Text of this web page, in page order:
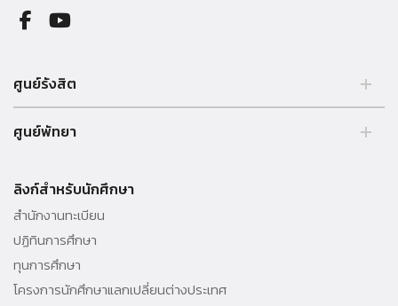
ศูนย์รังสิต
99 หมู่ 18 ถ.พหลโยธิน คลองหลวง รังสิต ปทุมธานี 12121 ประเทศไทย.
Tel. 02 564 3001 -9
ศูนย์พัทยา
010 - 69 ต่อ 3000
ลิงก์สำหรับนักศึกษา
สำนักงานทะเบียน
ปฏิทินการศึกษา
ทุนการศึกษา
โครงการนักศึกษาแลกเปลี่ยนต่างประเทศ